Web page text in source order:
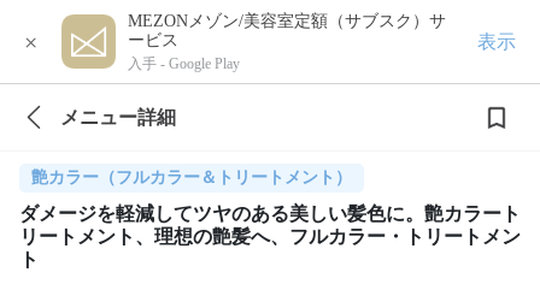
×
MEZONメゾン/美容室定額（サブスク）サ
ービス
入手 - Google Play
表示
メニュー詳細
艶カラー（フルカラー＆トリートメント）
ダメージを軽減してツヤのある美しい髪色に。艶カラート
リートメント、理想の艶髪へ、フルカラー・トリートメン
ト